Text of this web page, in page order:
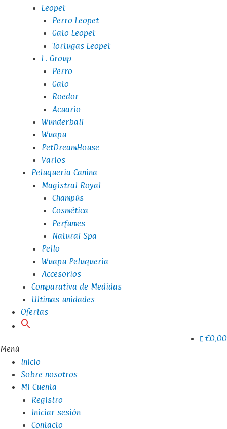
Leopet
Perro Leopet
Gato Leopet
Tortugas Leopet
L. Group
Perro
Gato
Roedor
Acuario
Wunderball
Wuapu
PetDreamHouse
Varios
Peluqueria Canina
Magistral Royal
Champús
Cosmética
Perfumes
Natural Spa
Pello
Wuapu Peluqueria
Accesorios
Comparativa de Medidas
Ultimas unidades
Ofertas
€0,00
Menú
Inicio
Sobre nosotros
Mi Cuenta
Registro
Iniciar sesión
Contacto